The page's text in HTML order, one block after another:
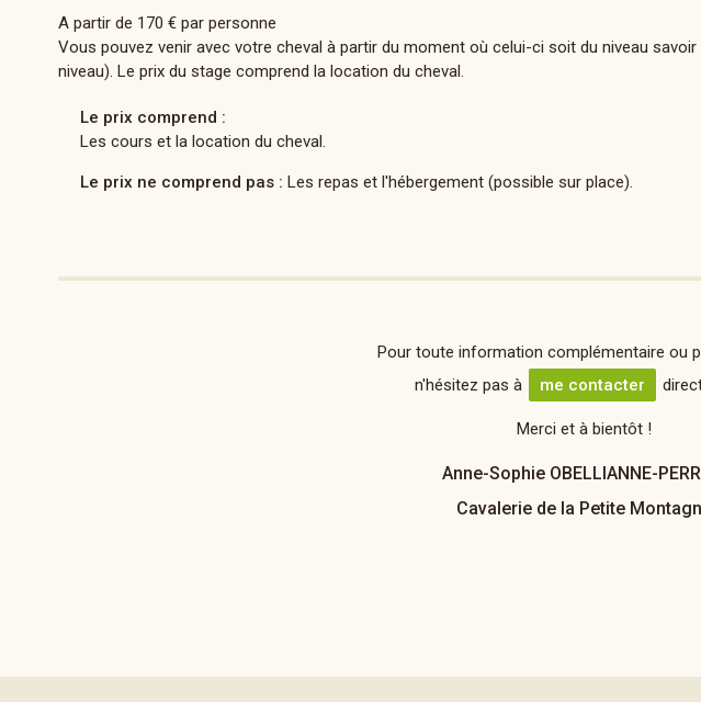
A partir de 170 € par personne
Vous pouvez venir avec votre cheval à partir du moment où celui-ci soit du niveau
niveau). Le prix du stage comprend la location du cheval.
Le prix comprend :
Les cours et la location du cheval.
Le prix ne comprend pas : Les repas et l'hébergement (possible sur place).
Pour toute information complémentaire ou
n'hésitez pas à
me contacter
Merci et à bientôt !
Anne-Sophie OBELLIANNE-
Cavalerie de la Petite